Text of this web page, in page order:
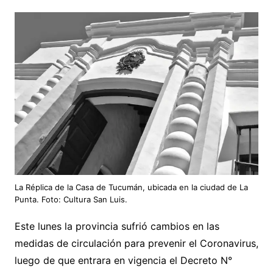
La Réplica de la Casa de Tucumán, ubicada en la ciudad de La
Punta. Foto: Cultura San Luis.
Este lunes la provincia sufrió cambios en las
medidas de circulación para prevenir el Coronavirus,
luego de que entrara en vigencia el Decreto N°